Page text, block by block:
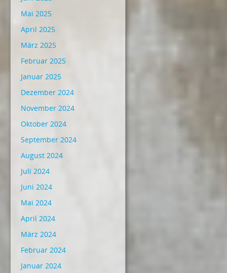
Mai 2025
April 2025
März 2025
Februar 2025
Januar 2025
Dezember 2024
November 2024
Oktober 2024
September 2024
August 2024
Juli 2024
Juni 2024
Mai 2024
April 2024
März 2024
Februar 2024
Januar 2024